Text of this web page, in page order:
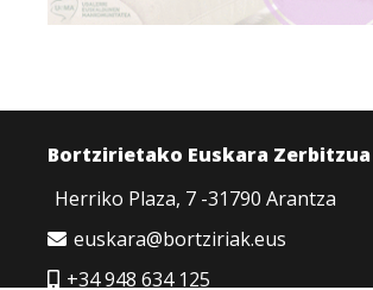
Bortzirietako Euskara Zerbitzua
Herriko Plaza, 7 -31790 Arantza
euskara@bortziriak.eus
+34 948 634 125